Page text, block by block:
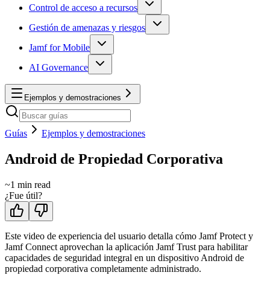
Control de acceso a recursos
Gestión de amenazas y riesgos
Jamf for Mobile
AI Governance
Ejemplos y demostraciones
Guías Ejemplos y demostraciones
Android de Propiedad Corporativa
~1 min read
¿Fue útil?
Este video de experiencia del usuario detalla cómo Jamf Protect y
Jamf Connect aprovechan la aplicación Jamf Trust para habilitar
capacidades de seguridad integral en un dispositivo Android de
propiedad corporativa completamente administrado.